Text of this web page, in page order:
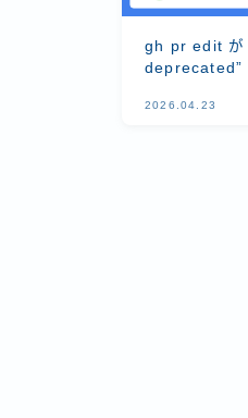
gh pr edit
deprecated”
2026.04.23